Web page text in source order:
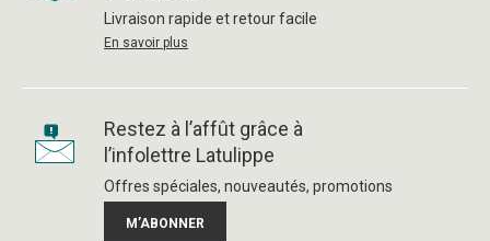
Livraison rapide et retour facile
En savoir plus
Restez à l’affût grâce à
l’infolettre Latulippe
Offres spéciales, nouveautés, promotions
M’ABONNER